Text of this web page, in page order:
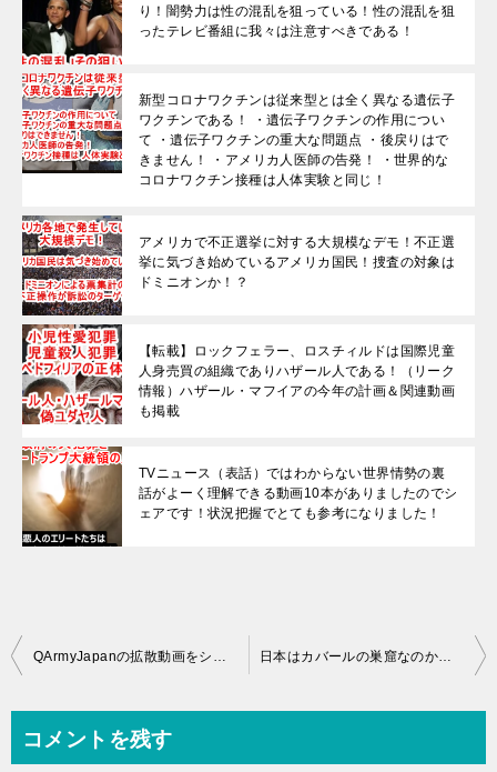
り！闇勢力は性の混乱を狙っている！性の混乱を狙
ったテレビ番組に我々は注意すべきである！
新型コロナワクチンは従来型とは全く異なる遺伝子
ワクチンである！ ・遺伝子ワクチンの作用につい
て ・遺伝子ワクチンの重大な問題点 ・後戻りはで
きません！ ・アメリカ人医師の告発！ ・世界的な
コロナワクチン接種は人体実験と同じ！
アメリカで不正選挙に対する大規模なデモ！不正選
挙に気づき始めているアメリカ国民！捜査の対象は
ドミニオンか！？
【転載】ロックフェラー、ロスチィルドは国際児童
人身売買の組織でありハザール人である！（リーク
情報）ハザール・マフイアの今年の計画＆関連動画
も掲載
TVニュース（表話）ではわからない世界情勢の裏
話がよーく理解できる動画10本がありましたのでシ
ェアです！状況把握でとても参考になりました！
投
ビ
コメントを残す